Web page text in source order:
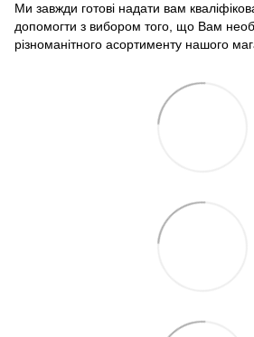
Ми завжди готові надати вам
допомогти з вибором того, що Вам
різноманітного асортименту нашого